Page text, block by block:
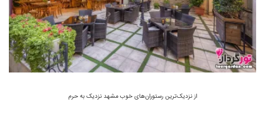
از نزدیک‌ترین رستوران‌های خوب مشهد نزدیک به حرم